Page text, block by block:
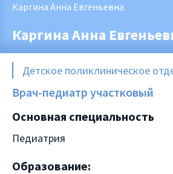
Каргина Анна Евгеньевна
Каргина Анна
Детское поликлиническое
Врач-педиатр участковый
Основная специальность
Педиатрия
Образование: